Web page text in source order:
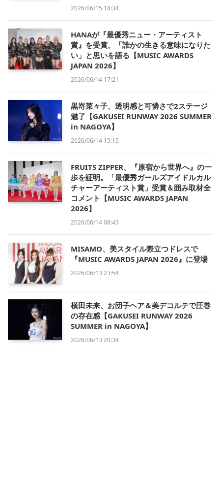
2026/06/15 18:34
HANAが『最優秀ニュー・アーティスト
賞』を受賞。「誰かの生きる意味になりた
い」と思いを語る【MUSIC AWARDS
JAPAN 2026】
2026/06/14 17:21
黒嵜菜々子、透明感と可憐さで2ステージ
魅了【GAKUSEI RUNWAY 2026 SUMMER
in NAGOYA】
2026/06/14 15:15
FRUITS ZIPPER、『原宿から世界へ』の一
歩を証明。「最優秀ガールズアイドルカル
チャーアーティスト賞」受賞＆囲み取材全
コメント【MUSIC AWARDS JAPAN
2026】
2026/06/14 08:43
MISAMO、美スタイル際立つドレスで
『MUSIC AWARDS JAPAN 2026』に登場
2026/06/13 23:54
横田未来、お団子ヘア＆美デコルテで圧巻
の存在感【GAKUSEI RUNWAY 2026
SUMMER in NAGOYA】
2026/06/13 20:34